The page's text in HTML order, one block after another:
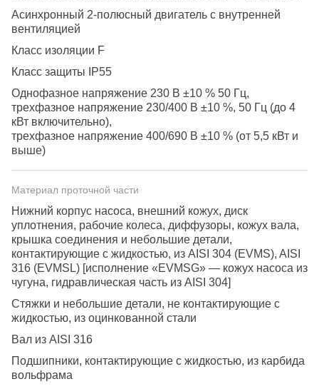
Асинхронный 2-полюсный двигатель с внутренней
вентиляцией
Класс изоляции F
Класс защиты IP55
Однофазное напряжение 230 В ±10 % 50 Гц,
трехфазное напряжение 230/400 В ±10 %, 50 Гц (до 4
кВт включительно),
трехфазное напряжение 400/690 В ±10 % (от 5,5 кВт и
выше)
Материал проточной части
Нижний корпус насоса, внешний кожух, диск
уплотнения, рабочие колеса, диффузоры, кожух вала,
крышка соединения и небольшие детали,
контактирующие с жидкостью, из AISI 304 (EVMS), AISI
316 (EVMSL) [исполнение «EVMSG» — кожух насоса из
чугуна, гидравлическая часть из AISI 304]
Стяжки и небольшие детали, не контактирующие с
жидкостью, из оцинкованной стали
Вал из AISI 316
Подшипники, контактирующие с жидкостью, из карбида
вольфрама